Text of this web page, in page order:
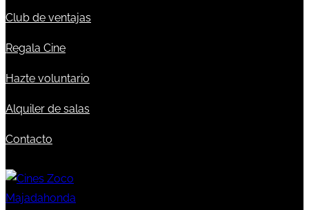
Club de ventajas
Regala Cine
Hazte voluntario
Alquiler de salas
Contacto